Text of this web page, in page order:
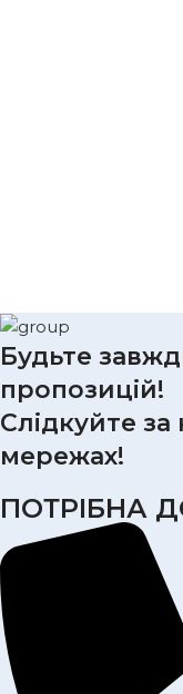
Будьте
пропозицій!
Слідкуйте
мережах!
ПОТРІБНА